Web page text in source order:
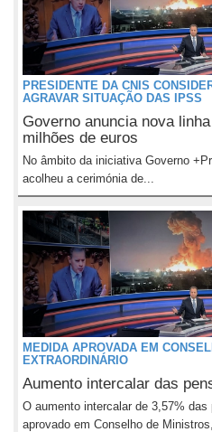
PRESIDENTE DA CNIS
AGRAVAR SITUAÇÃO DAS IPSS
Governo anuncia nova
milhões de euros
No âmbito da iniciativa Governo
acolheu a cerimónia de...
MEDIDA APROVADA EM
EXTRAORDINÁRIO
Aumento intercalar das
O aumento intercalar de 3,57%
aprovado em Conselho de